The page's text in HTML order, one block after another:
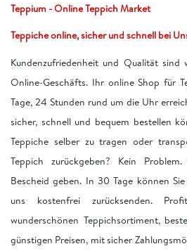
Teppium - Online Teppich Market
Teppiche online, sicher und schnell bei
Kundenzufriedenheit und Qualität sind
Online-Geschäfts. Ihr online Shop für
Tage, 24 Stunden rund um die Uhr
sicher, schnell und bequem bestellen
Teppiche selber zu tragen oder
Teppich zurückgeben? Kein
Bescheid geben. In 30 Tage können
uns kostenfrei zurücksenden.
wunderschönen Teppichsortiment,
günstigen Preisen, mit sicher